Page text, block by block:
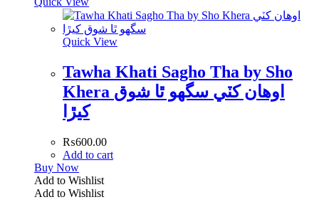
Quick View
Tawha Khati Sagho Tha by Sho
Khera اوھان کٽي سگھو ٿا شوق
کيڙا
₨600.00
Add to cart
Buy Now
Add to Wishlist
Add to Wishlist